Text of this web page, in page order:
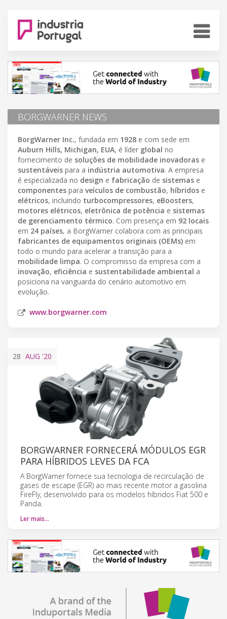
BORGWARNER NEWS
BorgWarner Inc., fundada em 1928 e com sede em
Auburn Hills, Michigan, EUA, é líder global no
fornecimento de soluções de mobilidade inovadoras e
sustentáveis para a indústria automotiva. A empresa
é especializada no design e fabricação de sistemas e
componentes para veículos de combustão, híbridos e
elétricos, incluindo turbocompressores, eBoosters,
motores elétricos, eletrônica de potência e sistemas
de gerenciamento térmico. Com presença em 92 locais
em 24 países, a BorgWarner colabora com as principais
fabricantes de equipamentos originais (OEMs) em
todo o mundo para acelerar a transição para a
mobilidade limpa. O compromisso da empresa com a
inovação, eficiência e sustentabilidade ambiental a
posiciona na vanguarda do cenário automotivo em
evolução.
www.borgwarner.com
28 AUG '20
BORGWARNER FORNECERÁ MÓDULOS EGR
PARA HÍBRIDOS LEVES DA FCA
A BorgWarner fornece sua tecnologia de recirculação de
gases de escape (EGR) ao mais recente motor a gasolina
FireFly, desenvolvido para os modelos híbridos Fiat 500 e
Panda.
Ler mais…